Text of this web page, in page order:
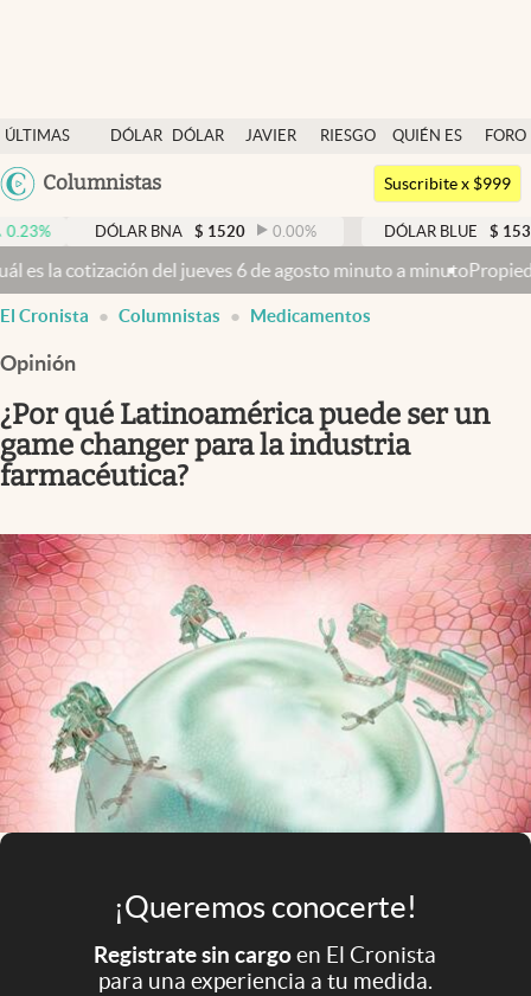
ÚLTIMAS
NOTICIAS
DÓLAR
DÓLAR
JAVIER
RIESGO
QUIÉN ES
QUIÉN
FORO
Argentina
México
Columnistas
Dólar
Members
Economía y Política
Finanzas y Mercados
Mercados Online
Negocios
Columnistas
Otras secciones
Infotechnology
Clase
Clima
Mundial 2026
Eventos Corporativos
El Cronista Studio
Mediakit
Suscribite x $999
DÓLAR BNA $ 1520 0.00% DÓLAR BLUE $ 1530 -0.65
6 de agosto minuto a minuto Propiedad privada: con cruces y
El Cronista Columnistas Medicamentos
Opinión
¿Por qué Latinoamérica puede ser un
game changer para la industria
farmacéutica?
¡Queremos conocerte!
Registrate sin cargoen El Cronista
para una experiencia a tu medida.